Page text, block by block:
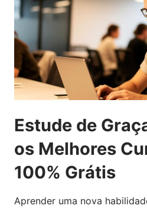
Estude de
os Melhores
100% Grátis
Aprender uma nova